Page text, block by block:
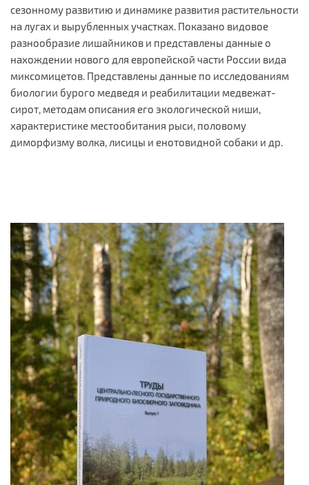
сезонному развитию и динамике развития растительности
на лугах и вырубленных участках. Показано видовое
разнообразие лишайников и представлены данные о
нахождении нового для европейской части России вида
миксомицетов. Представлены данные по исследованиям
биологии бурого медведя и реабилитации медвежат-
сирот, методам описания его экологической ниши,
характеристике местообитания рыси, половому
диморфизму волка, лисицы и енотовидной собаки и др.